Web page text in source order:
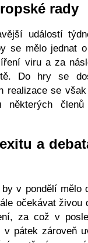
rady
událostí
se mělo jednat
viru a za
Do hry se
realizace se
některých
a
v pondělí
očekávat živou
za což v
v pátek zároveň